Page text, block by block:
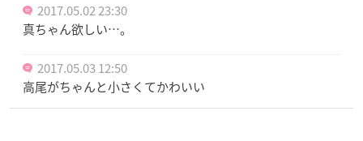
2017.05.02 23:30
真ちゃん欲しい…。
2017.05.03 12:50
高尾がちゃんと小さくてかわいい